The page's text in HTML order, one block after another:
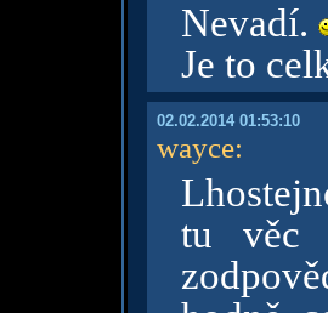
Nevadí.
Je to
02.02.2014 01:53:10
wayce:
tu věc